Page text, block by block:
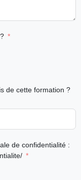
de cette formation ?
de confidentialité :